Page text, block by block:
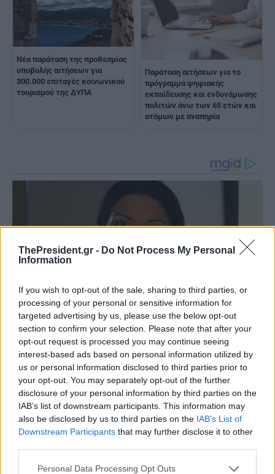
ThePresident.gr - Do Not Process My Personal
Information
If you wish to opt-out of the sale, sharing to third parties, or
processing of your personal or sensitive information for
targeted advertising by us, please use the below opt-out
section to confirm your selection. Please note that after your
opt-out request is processed you may continue seeing
interest-based ads based on personal information utilized by
us or personal information disclosed to third parties prior to
your opt-out. You may separately opt-out of the further
disclosure of your personal information by third parties on the
IAB’s list of downstream participants. This information may
also be disclosed by us to third parties on the IAB’s List of
Downstream Participants that may further disclose it to other
Personal Data Processing Opt Outs
Νέα παράταση της προθεσμίας
υποβολής αιτήσεων για
300.000 επιταγές κοινωνικού
τουρισμού της ΔΥΠΑ
Παράταση αιτήσεων για το
πρόγραμμα ψηφιακής
εκπαίδευσης και ενδυνάμωσης
πολιτών άνω των 65 ετών και
ατόμων με αναπηρία